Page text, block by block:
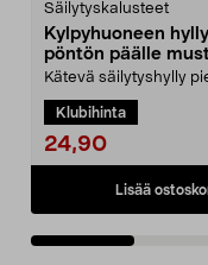
Säilytyskalusteet
Kylpyhuoneen
pöntön päälle
24 x 163 cm
Kätevä säilytyshylly
wc-pöntön taaksen
Klubihinta
24,90
Lisää